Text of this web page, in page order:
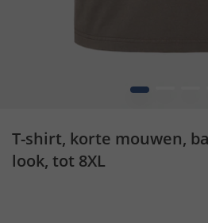
1
T-shirt, korte mouwen,
look, tot 8XL